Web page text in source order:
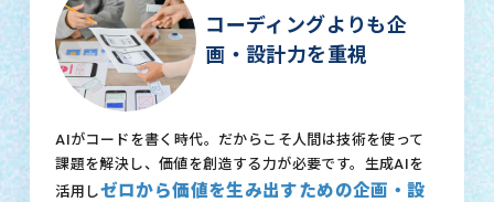
コーディングよりも企
画・設計力を重視
AIがコードを書く時代。だからこそ人間は技術を使って
課題を解決し、価値を創造する力が必要です。生成AIを
活用しゼロから価値を生み出すための企画・設